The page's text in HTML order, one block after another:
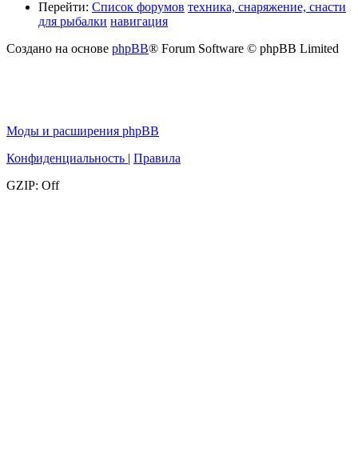
Перейти: Список форумов техника, снаряжение, снасти
для рыбалки навигация
Создано на основе phpBB® Forum Software © phpBB Limited
Моды и расширения phpBB
Конфиденциальность | Правила
GZIP: Off